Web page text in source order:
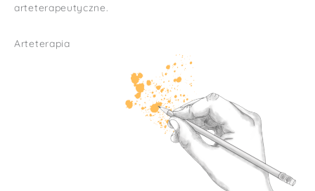
arteterapeutyczne.
Arteterapia